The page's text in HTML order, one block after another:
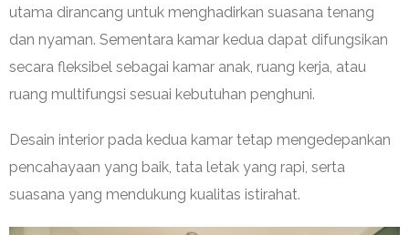
utama dirancang untuk menghadirkan suasana tenang
dan nyaman. Sementara kamar kedua dapat difungsikan
secara fleksibel sebagai kamar anak, ruang kerja, atau
ruang multifungsi sesuai kebutuhan penghuni.
Desain interior pada kedua kamar tetap mengedepankan
pencahayaan yang baik, tata letak yang rapi, serta
suasana yang mendukung kualitas istirahat.